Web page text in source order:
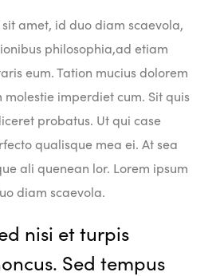
amet, id duo diam scaevola,
philosophia,ad etiam
eum. Tation mucius dolorem
imperdiet cum. Sit quis
probatus. Ut qui case
qualisque mea ei. At sea
ali quenean lor. Lorem ipsum
diam scaevola.
nisi et turpis
Sed tempus